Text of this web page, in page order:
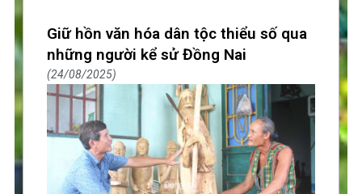
Giữ hồn văn hóa dân tộc thiểu số qua
những người kể sử Đồng Nai
24/08/2025